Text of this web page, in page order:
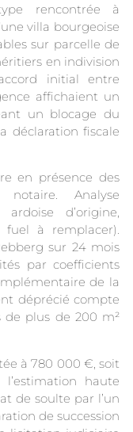
rencontrée à
villa bourgeoise
sur parcelle de
en indivision
initial entre
affichaient un
un blocage du
déclaration fiscale
en présence des
Analyse
d’origine,
fuel à remplacer).
sur 24 mois
par coefficients
de la
déprécié compte
de plus de 200 m²
à 780 000 €, soit
haute
de soulte par l’un
de succession